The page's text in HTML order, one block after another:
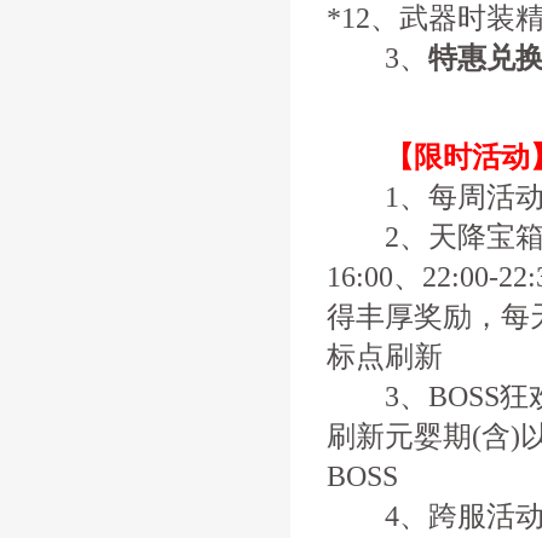
*12、武器时装
3、 特惠兑
【限时活动
1、每周活
2、天降宝
16:00、22:00-
得丰厚奖励，每
标点刷新
3、BOSS狂
刷新元婴期(含)
BOSS
4、跨服活